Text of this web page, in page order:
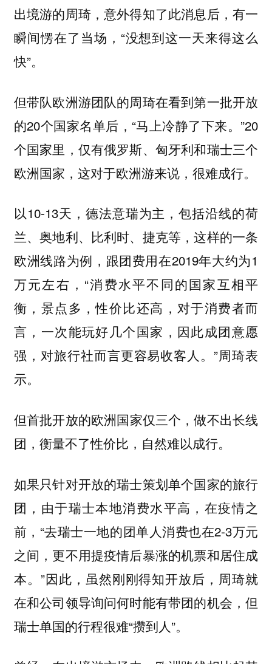
出境游的周琦，意外得知了此消息后，有一
瞬间愣在了当场，“没想到这一天来得这么
快”。
但带队欧洲游团队的周琦在看到第一批开放
的20个国家名单后，“马上冷静了下来。”20
个国家里，仅有俄罗斯、匈牙利和瑞士三个
欧洲国家，这对于欧洲游来说，很难成行。
以10-13天，德法意瑞为主，包括沿线的荷
兰、奥地利、比利时、捷克等，这样的一条
欧洲线路为例，跟团费用在2019年大约为1
万元左右，“消费水平不同的国家互相平
衡，景点多，性价比还高，对于消费者而
言，一次能玩好几个国家，因此成团意愿
强，对旅行社而言更容易收客人。”周琦表
示。
但首批开放的欧洲国家仅三个，做不出长线
团，衡量不了性价比，自然难以成行。
如果只针对开放的瑞士策划单个国家的旅行
团，由于瑞士本地消费水平高，在疫情之
前，“去瑞士一地的团单人消费也在2-3万元
之间，更不用提疫情后暴涨的机票和居住成
本。”因此，虽然刚刚得知开放后，周琦就
在和公司领导询问何时能有带团的机会，但
瑞士单国的行程很难“攒到人”。